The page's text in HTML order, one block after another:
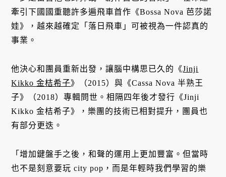
牽引下國國重聽許多遍飛車首作《Bossa Nova 芭莎諾
娃》，越來越確定「落日飛車」可被視為一件認真的
事業。
他決心和團員重新出發，讓腦中構思已久的《Jinji
Kikko 金桔希子》（2015）與《Cassa Nova 半熟王
子》（2018）專輯問世。相隔四年後才發行《Jinji
Kikko 金桔希子》，樂團的技術已相對提升，團員也
有部分更迭。
「增加鍵盤手之後，和聲的運用上更加豐富。但當時
也不是刻意要玩 city pop，而是年輕時我們學習的樂